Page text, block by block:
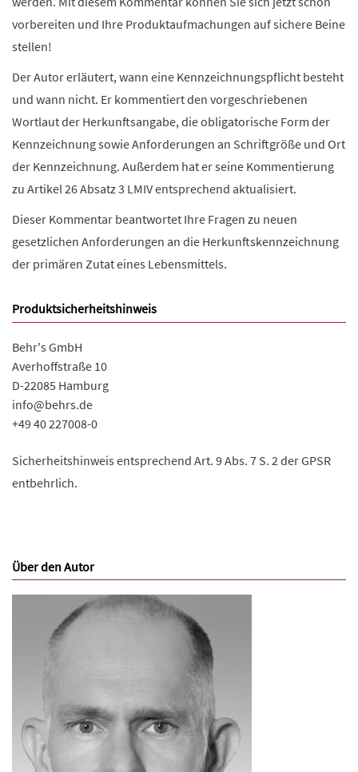
vorbereiten und Ihre Produktaufmachungen auf sichere Beine
stellen!
Der Autor erläutert, wann eine Kennzeichnungspflicht besteht
und wann nicht. Er kommentiert den vorgeschriebenen
Wortlaut der Herkunftsangabe, die obligatorische Form der
Kennzeichnung sowie Anforderungen an Schriftgröße und Ort
der Kennzeichnung. Außerdem hat er seine Kommentierung
zu Artikel 26 Absatz 3 LMIV entsprechend aktualisiert.
Dieser Kommentar beantwortet Ihre Fragen zu neuen
gesetzlichen Anforderungen an die Herkunftskennzeichnung
der primären Zutat eines Lebensmittels.
Produktsicherheitshinweis
Behr's GmbH
Averhoffstraße 10
D-22085 Hamburg
info@behrs.de
+49 40 227008-0
Sicherheitshinweis entsprechend Art. 9 Abs. 7 S. 2 der GPSR
entbehrlich.
Über den Autor